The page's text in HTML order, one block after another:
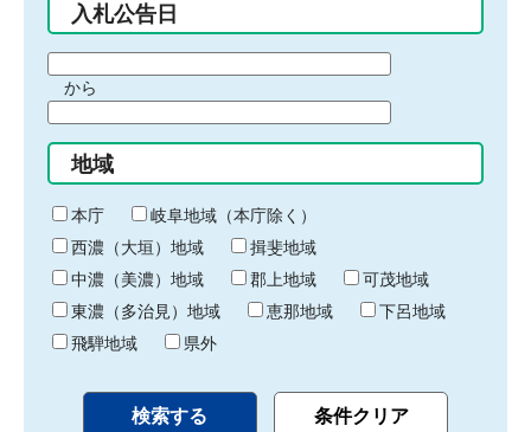
入札公告日
間
始
り
から
間
終
わ
り
地域
本庁
岐阜地域（本庁除く）
西濃（大垣）地域
揖斐地域
中濃（美濃）地域
郡上地域
可茂地域
東濃（多治見）地域
恵那地域
下呂地域
飛騨地域
県外